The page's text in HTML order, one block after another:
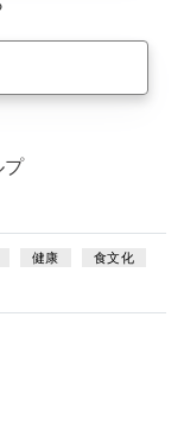
プ
健康 食文化